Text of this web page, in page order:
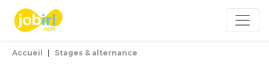
Accueil Stages & alternance
Panneau de gestion des cookies